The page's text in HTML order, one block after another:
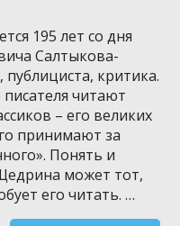
195 лет со дня
Салтыкова-
критика.
писателя читают
– его великих
принимают за
Понять и
может тот,
его читать. …